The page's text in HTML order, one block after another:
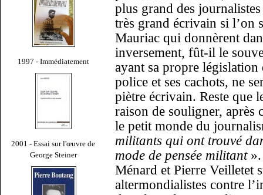
1997 - Immédiatement
2001 - Essai sur l'œuvre de
George Steiner
plus grand des
très grand écrivain si l’on
Mauriac qui donnèrent
inversement, fût-il le
ayant sa propre législation
police et ses cachots, ne
piètre écrivain. Reste que
raison de souligner, après
le petit monde du
militants qui ont trouvé
mode de pensée militant».
Ménard et Pierre Veilletet
altermondialistes contre